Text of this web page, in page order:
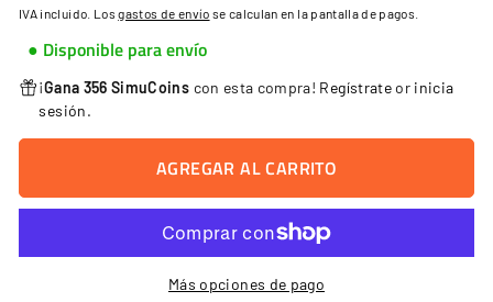
habitual
IVA incluido. Losgastos de envío se calculan en la pantalla de pagos.
● Disponible para envío
¡Gana 356 SimuCoins con esta compra! Regístrateor inicia
sesión.
AGREGAR AL CARRITO
Más opciones de pago